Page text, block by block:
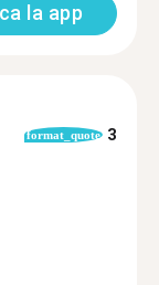
la app
format_quote 3